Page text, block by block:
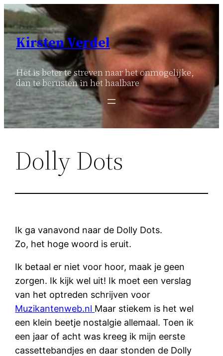
Ga
naar
inhoud
Kirsten Verdel
Het is beter te streven naar het onmogelijke,
dan te berusten in het haalbare
Dolly Dots
Ik ga vanavond naar de Dolly Dots.
Zo, het hoge woord is eruit.
Ik betaal er niet voor hoor, maak je geen
zorgen. Ik kijk wel uit! Ik moet een verslag
van het optreden schrijven voor
Muzikantenweb.nl Maar stiekem is het wel
een klein beetje nostalgie allemaal. Toen ik
een jaar of acht was kreeg ik mijn eerste
cassettebandjes en daar stonden de Dolly